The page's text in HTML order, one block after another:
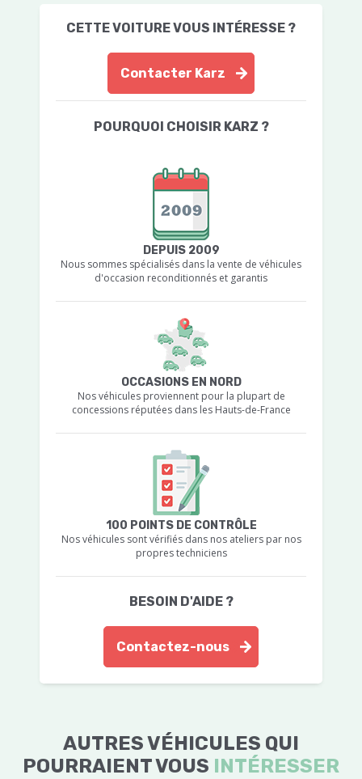
CETTE VOITURE VOUS INTÉRESSE ?
Contacter Karz
POURQUOI CHOISIR KARZ ?
DEPUIS 2009
Nous sommes spécialisés dans la vente de véhicules
d'occasion reconditionnés et garantis
OCCASIONS EN NORD
Nos véhicules proviennent pour la plupart de
concessions réputées dans les Hauts-de-France
100 POINTS DE CONTRÔLE
Nos véhicules sont vérifiés dans nos ateliers par nos
propres techniciens
BESOIN D'AIDE ?
Contactez-nous
AUTRES VÉHICULES QUI
POURRAIENT VOUS INTÉRESSER